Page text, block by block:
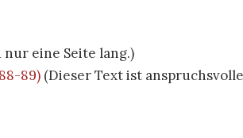
eine Seite lang.)
89) (Dieser Text ist